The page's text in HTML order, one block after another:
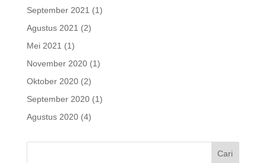
September 2021 (1)
Agustus 2021 (2)
Mei 2021 (1)
November 2020(1)
Oktober 2020(2)
September 2020(1)
Agustus 2020(4)